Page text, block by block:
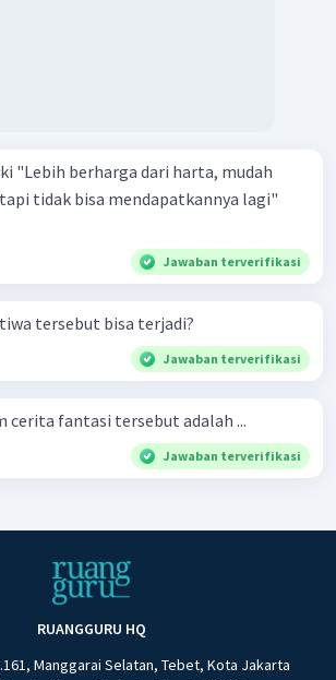
"Lebih berharga dari harta, mudah
tidak bisa mendapatkannya lagi"
Jawaban terverifikasi
tersebut bisa terjadi?
Jawaban terverifikasi
cerita fantasi tersebut adalah ...
Jawaban terverifikasi
RUANGGURU HQ
Manggarai Selatan, Tebet, Kota Jakarta